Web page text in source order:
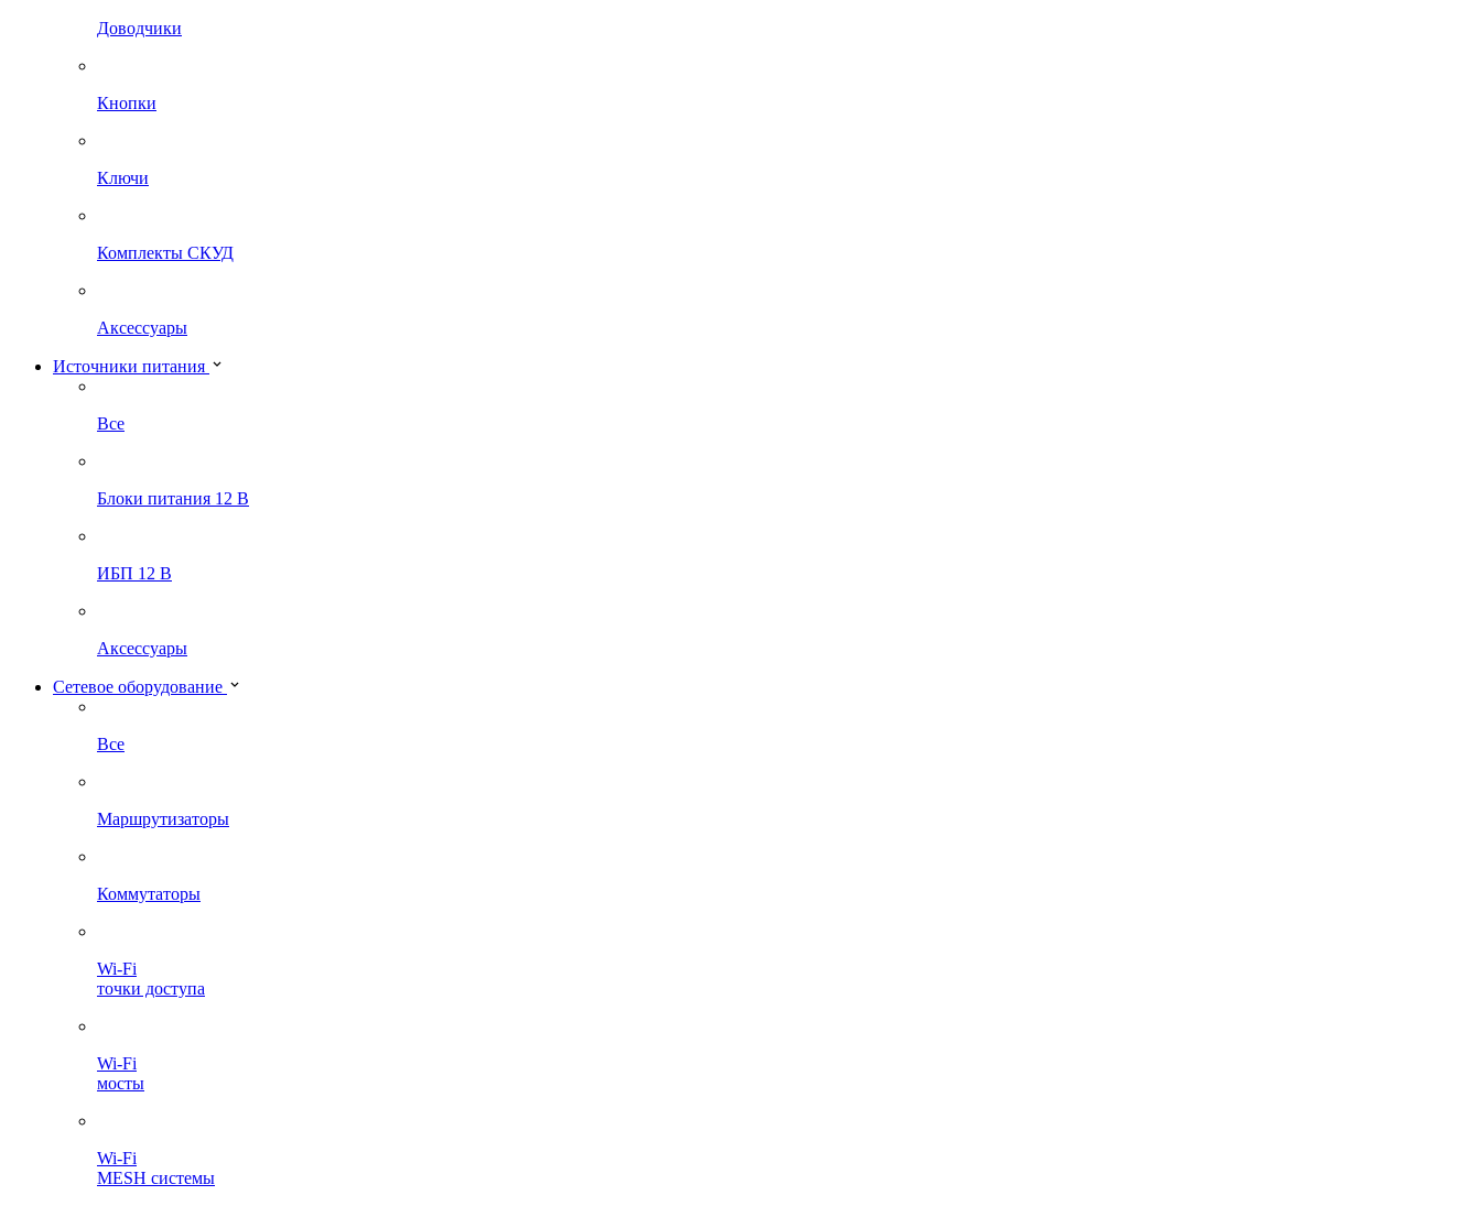
Доводчики
Кнопки
Ключи
Комплекты СКУД
Аксессуары
Источники питания
Все
Блоки питания 12 В
ИБП 12 В
Аксессуары
Сетевое оборудование
Все
Маршрутизаторы
Коммутаторы
Wi-Fi
точки доступа
Wi-Fi
мосты
Wi-Fi
MESH системы